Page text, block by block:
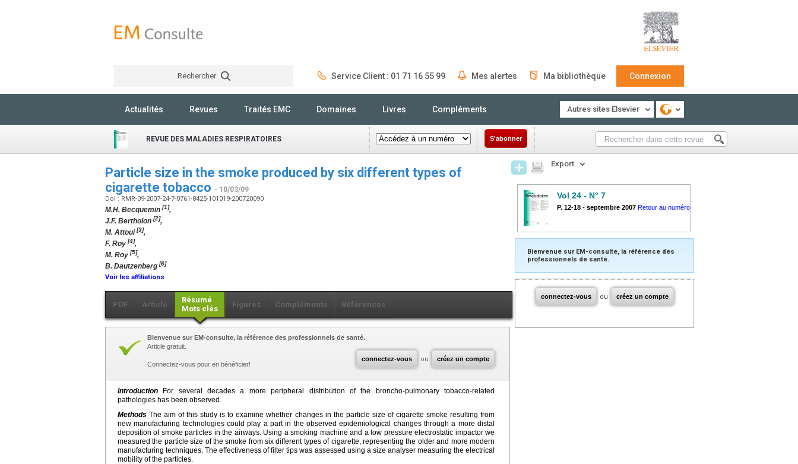
Rechercher Service Client : 01 71 16 55 99 Mes alertes Ma bibliothèque Connexion
Actualités Revues Traités EMC Domaines Livres Compléments Autres sites Elsevier
REVUE DES MALADIES RESPIRATOIRES S'abonner
Particle size in the smoke produced by six different types of
cigarette tobacco - 10/03/09
Doi : RMR-09-2007-24-7-0761-8425-101019-200720090
M.H. Becquemin [1],
J.F. Bertholon [2],
M. Attoui[3],
F. Roy [4],
M. Roy [5],
B. Dautzenberg [6]
Voir les affiliations
PDF Article
Résumé
Mots clés
Figures Compléments Références
connectez-vous ou créez un compte
Bienvenue sur EM-consulte, la référence des professionnels de santé.
Article gratuit.
Connectez-vous pour en bénéficier!
Introduction For several decades a more peripheral distribution of the broncho-pulmonary tobacco-related
pathologies has been observed.
Methods The aim of this study is to examine whether changes in the particle size of cigarette smoke resulting from
new manufacturing technologies could play a part in the observed epidemiological changes through a more distal
deposition of smoke particles in the airways. Using a smoking machine and a low pressure electrostatic impactor we
measured the particle size of the smoke from six different types of cigarette, representing the older and more modern
manufacturing techniques. The effectiveness of filter tips was assessed using a size analyser measuring the electrical
mobility of the particles.
Export
Vol 24 - N° 7
P. 12-18 - septembre 2007 Retour au numéro
Bienvenue sur EM-consulte, la référence des
professionnels de santé.
connectez-vous ou créez un compte